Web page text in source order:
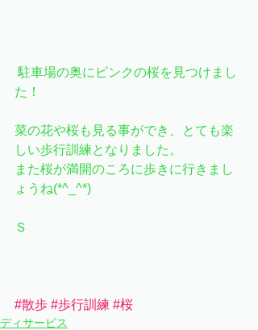
た！
菜の花や桜も見る事ができ、とても楽
しい歩行訓練となりました。
また桜が満開のころに歩きに行きまし
ょうね(*^_^*)
Ｓ
#散歩 #歩行訓練 #桜
ディサービス